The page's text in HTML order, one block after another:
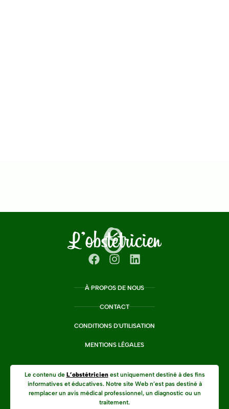
À PROPOS DE NOUS
CONTACT
CONDITIONS D'UTILISATION
MENTIONS LÉGALES
Le contenu de L’obstétricienest uniquement destiné à des fins
informatives et éducatives. Notre site Web n’est pas destiné à
remplacer un avis médical professionnel, un diagnostic ou un
traitement.